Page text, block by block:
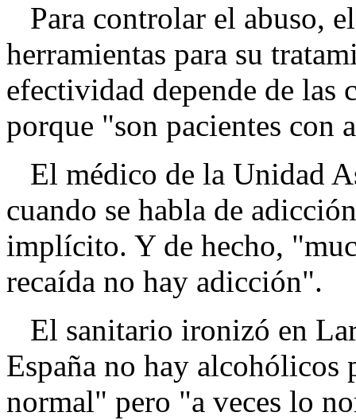
Para controlar el abuso,
herramientas para su
efectividad depende de las
porque "son pacientes con
El médico de la Unidad
cuando se habla de
implícito. Y de hecho,
recaída no hay adicción".
El sanitario ironizó en
España no hay
normal" pero "a veces lo